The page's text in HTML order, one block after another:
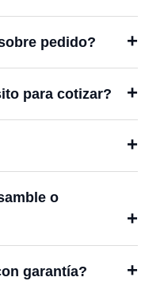
pedido?
para cotizar?
o
garantía?